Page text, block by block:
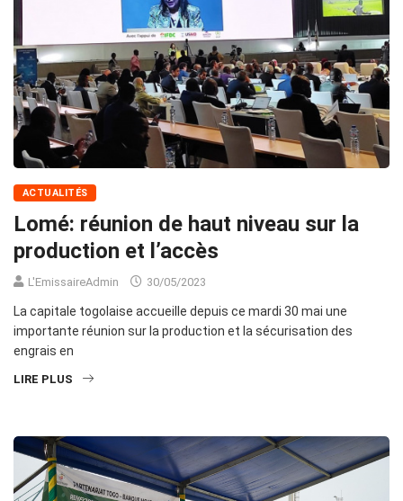
ACTUALITÉS
Lomé: réunion de haut niveau sur la
production et l’accès
L'EmissaireAdmin 30/05/2023
La capitale togolaise accueille depuis ce mardi 30 mai une
importante réunion sur la production et la sécurisation des
engrais en
LIRE PLUS